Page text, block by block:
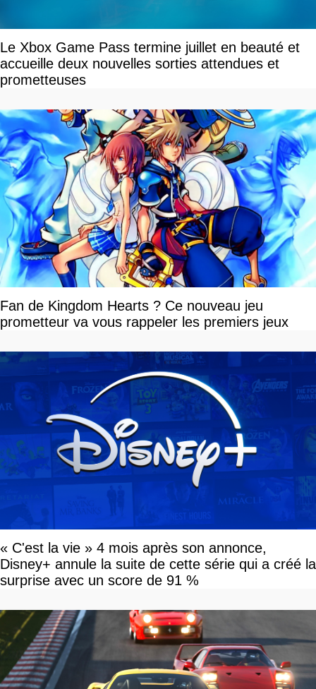
Le Xbox Game Pass termine juillet en beauté et
accueille deux nouvelles sorties attendues et
prometteuses
Fan de Kingdom Hearts ? Ce nouveau jeu
prometteur va vous rappeler les premiers jeux
« C'est la vie » 4 mois après son annonce,
Disney+ annule la suite de cette série qui a créé la
surprise avec un score de 91 %